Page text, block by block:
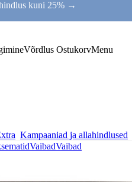
kuni 25% →
Võrdlus OstukorvMenu
Kampaaniad ja allahindlused
VaibadVaibad